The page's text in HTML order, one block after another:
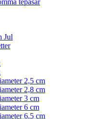
tepåsar
Jul
2,5 cm
2,8 cm
3 cm
6 cm
6.5 cm